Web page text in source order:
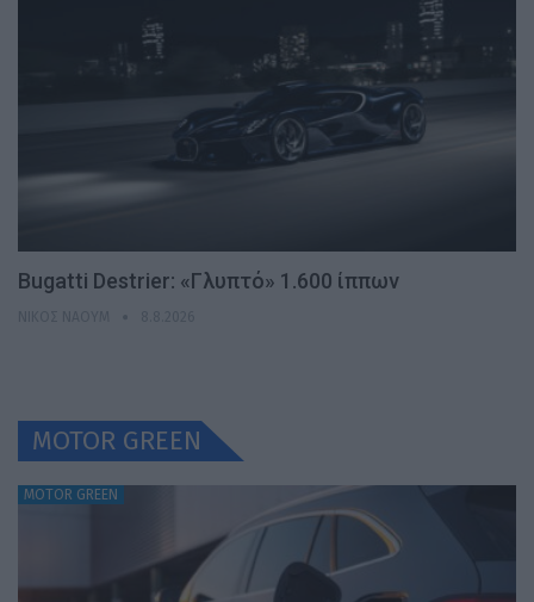
Bugatti Destrier: «Γλυπτό» 1.600 ίππων
MOTOR GREEN
MOTOR GREEN